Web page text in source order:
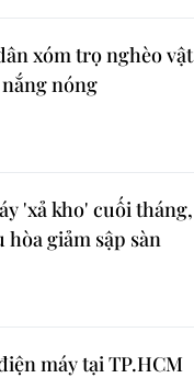
xóm trọ nghèo vật
nóng
'xả kho' cuối tháng,
giảm sập sàn
máy tại TP.HCM